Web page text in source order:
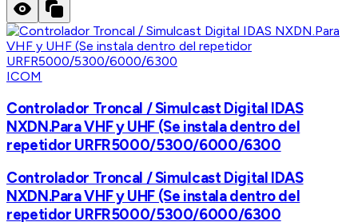
ICOM
Controlador Troncal / Simulcast Digital IDAS
NXDN.Para VHF y UHF (Se instala dentro del
repetidor URFR5000/5300/6000/6300
Controlador Troncal / Simulcast Digital IDAS
NXDN.Para VHF y UHF (Se instala dentro del
repetidor URFR5000/5300/6000/6300